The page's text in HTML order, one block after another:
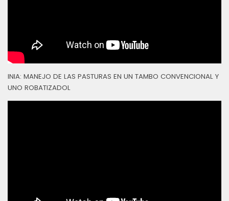
INIA: MANEJO DE LAS PASTURAS EN UN TAMBO CONVENCIONAL Y
UNO ROBATIZADOL